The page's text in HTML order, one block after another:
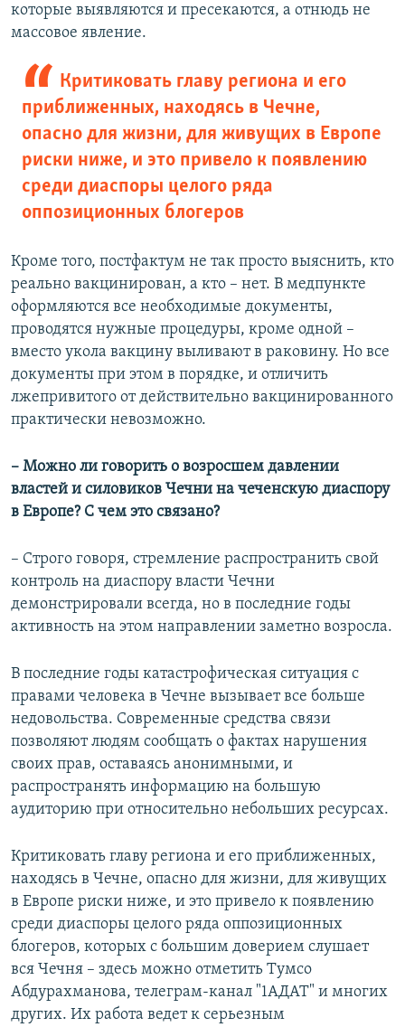
которые выявляются и пресекаются, а отнюдь не
массовое явление.
Критиковать главу региона и его
приближенных, находясь в Чечне,
опасно для жизни, для живущих в Европе
риски ниже, и это привело к появлению
среди диаспоры целого ряда
оппозиционных блогеров
Кроме того, постфактум не так просто выяснить, кто
реально вакцинирован, а кто – нет. В медпункте
оформляются все необходимые документы,
проводятся нужные процедуры, кроме одной –
вместо укола вакцину выливают в раковину. Но все
документы при этом в порядке, и отличить
лжепривитого от действительно вакцинированного
практически невозможно.
– Можно ли говорить о возросшем давлении
властей и силовиков Чечни на чеченскую диаспору
в Европе? С чем это связано?
– Строго говоря, стремление распространить свой
контроль на диаспору власти Чечни
демонстрировали всегда, но в последние годы
активность на этом направлении заметно возросла.
В последние годы катастрофическая ситуация с
правами человека в Чечне вызывает все больше
недовольства. Современные средства связи
позволяют людям сообщать о фактах нарушения
своих прав, оставаясь анонимными, и
распространять информацию на большую
аудиторию при относительно небольших ресурсах.
Критиковать главу региона и его приближенных,
находясь в Чечне, опасно для жизни, для живущих
в Европе риски ниже, и это привело к появлению
среди диаспоры целого ряда оппозиционных
блогеров, которых с большим доверием слушает
вся Чечня – здесь можно отметить Тумсо
Абдурахманова, телеграм-канал "1АДАТ" и многих
других. Их работа ведет к серьезным